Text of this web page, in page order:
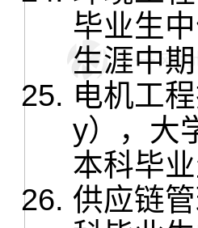
毕业生
生涯中
电机工
y），大
本科毕
供应链